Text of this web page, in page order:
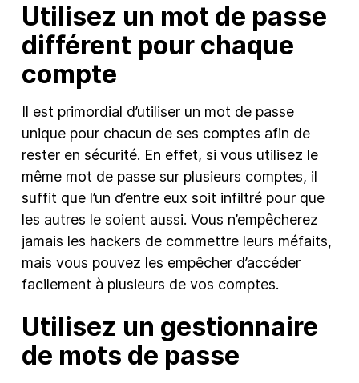
Utilisez un mot de passe
différent pour chaque
compte
Il est primordial d’utiliser un mot de passe
unique pour chacun de ses comptes afin de
rester en sécurité. En effet, si vous utilisez le
même mot de passe sur plusieurs comptes, il
suffit que l’un d’entre eux soit infiltré pour que
les autres le soient aussi. Vous n’empêcherez
jamais les hackers de commettre leurs méfaits,
mais vous pouvez les empêcher d’accéder
facilement à plusieurs de vos comptes.
Utilisez un gestionnaire
de mots de passe